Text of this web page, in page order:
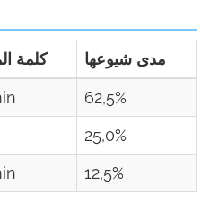
كلمة مدى شيوعها
62,5%
25,0%
12,5%